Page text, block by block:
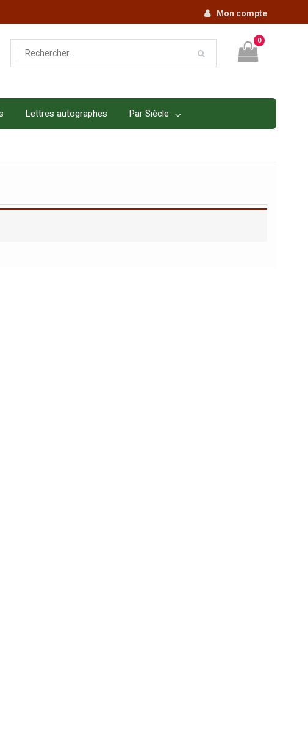
Mon compte
0
Lettres autographes Par Siècle